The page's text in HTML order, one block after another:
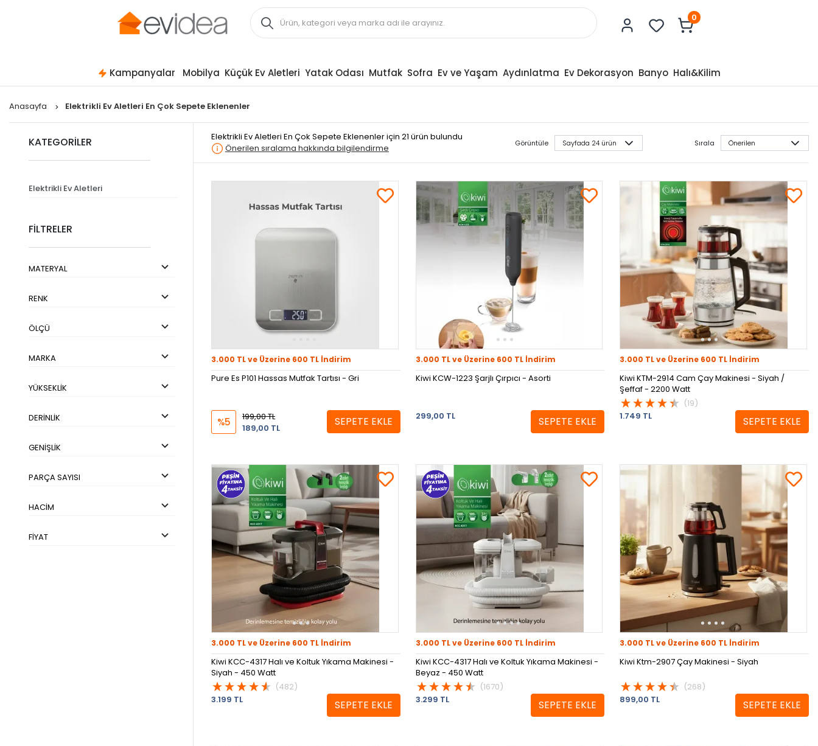
0
Kampanyalar Mobilya Küçük Ev Aletleri Yatak Odası Mutfak Sofra Ev ve Yaşam Aydınlatma Ev Dekorasyon Banyo Halı&Kilim
Anasayfa Elektrikli Ev Aletleri En Çok Sepete Eklenenler
KATEGORİLER
Elektrikli Ev Aletleri
FİLTRELER
MATERYAL
RENK
ÖLÇÜ
MARKA
YÜKSEKLIK
DERINLIK
GENIŞLIK
PARÇA SAYISI
HACIM
FIYAT
Elektrikli Ev Aletleri En Çok Sepete Eklenenleriçin 21 ürün bulundu
Önerilen sıralama hakkında bilgilendirme
Görüntüle Sırala
3.000 TL ve Üzerine 600 TL İndirim
Pure Es P101 Hassas Mutfak Tartısı - Gri
%5
199,00 TL
189,00 TL
SEPETE EKLE
3.000 TL ve Üzerine 600 TL İndirim
Kiwi KCW-1223 Şarjlı Çırpıcı - Asorti
299,00 TL SEPETE EKLE
3.000 TL ve Üzerine 600 TL İndirim
Kiwi KTM-2914 Cam Çay Makinesi - Siyah /
Şeffaf - 2200 Watt
(19)
1.749 TL
SEPETE EKLE
3.000 TL ve Üzerine 600 TL İndirim
Kiwi KCC-4317 Halı ve Koltuk Yıkama Makinesi -
Siyah - 450 Watt
(482)
3.199 TL
SEPETE EKLE
3.000 TL ve Üzerine 600 TL İndirim
Kiwi KCC-4317 Halı ve Koltuk Yıkama Makinesi -
Beyaz - 450 Watt
(1670)
3.299 TL
SEPETE EKLE
3.000 TL ve Üzerine 600 TL İndirim
Kiwi Ktm-2907 Çay Makinesi - Siyah
(268)
899,00 TL
SEPETE EKLE